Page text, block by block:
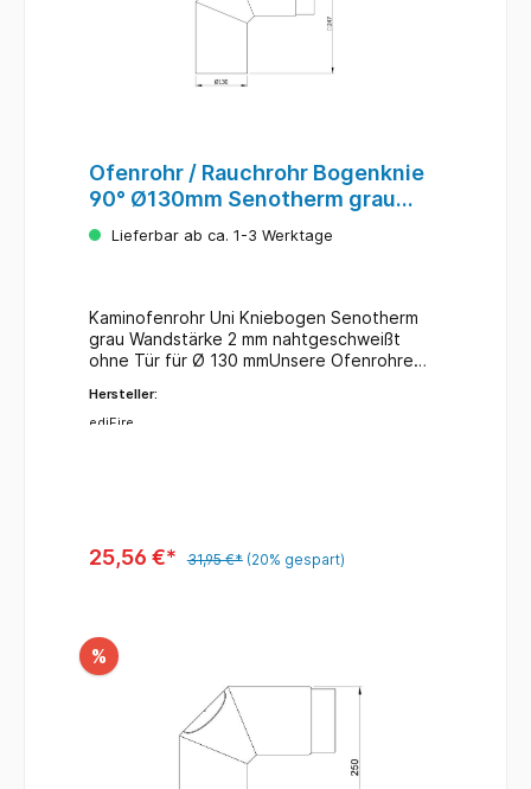
Ofenrohr / Rauchrohr Bogenknie
90° Ø130mm Senotherm grau
ohne Tür
Lieferbar ab ca. 1-3 Werktage
Kaminofenrohr Uni Kniebogen Senotherm
grau Wandstärke 2 mm nahtgeschweißt
ohne Tür für Ø 130 mmUnsere Ofenrohre
für feste und flüssige Brennstoffe.
Hersteller:
ediFire
25,56 €* 31,95 €* (20% gespart)
%